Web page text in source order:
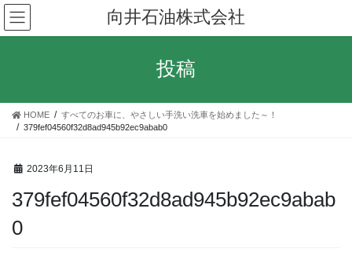
コ
ン
テ
ス
ナ
ビ
ゲ
ン
向井石油株式会社
投稿
HOME
すべてのお車に、やさしい手洗い洗車を始めました～！
379fef04560f32d8ad945b92ec9abab0
2023年6月11日
379fef04560f32d8ad945b92ec9abab
0